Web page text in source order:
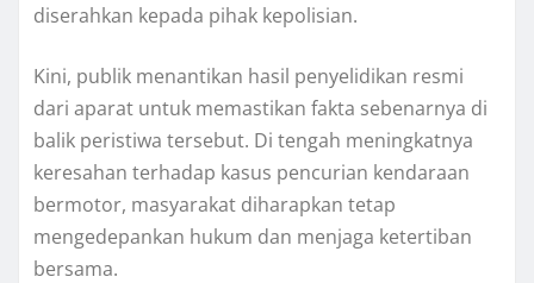
diserahkan kepada pihak kepolisian.
Kini, publik menantikan hasil penyelidikan resmi
dari aparat untuk memastikan fakta sebenarnya di
balik peristiwa tersebut. Di tengah meningkatnya
keresahan terhadap kasus pencurian kendaraan
bermotor, masyarakat diharapkan tetap
mengedepankan hukum dan menjaga ketertiban
bersama.